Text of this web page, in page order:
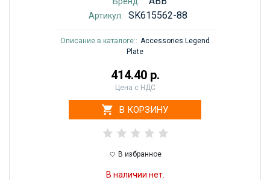
Артикул: SK615562-88
Описание в каталоге:: Accessories Legend
Plate
414.40 р.
Цена с НДС
В КОРЗИНУ
В избранное
В наличии нет.